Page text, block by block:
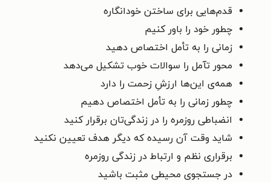
قدم‌هایی برای ساختن خودانگاره
چطور خود را باور کنیم
زمانی را به تأمل اختصاص دهید
محور تآمل را سوالات خوب تشکیل می‌دهد
همه‌ی این‌ها ارزشِ زحمت را دارد
چطور زمانی را به تأمل اختصاص دهیم
انضباطی روزمره را در زندگی‌تان برقرار کنید
شاید وقت آن رسیده که دیگر هدف تعیین نکنید
برقراری نظم و ارتباط در زندگی روزمره
در جستجوی محیطی مثبت باشید